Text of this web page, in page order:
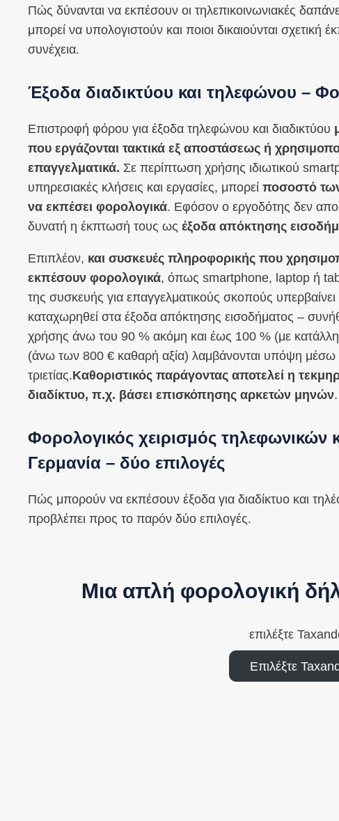
Πώς δύνανται να εκπέσουν οι τηλεπικοινωνιακές
μπορεί να υπολογιστούν και ποιοι δικαιούνται σχετική
συνέχεια.
Έξοδα διαδικτύου και τηλεφώνου –
Επιστροφή φόρου για έξοδα τηλεφώνου και διαδικτύου
που εργάζονται τακτικά εξ αποστάσεως ή
επαγγελματικά. Σε περίπτωση χρήσης ιδιωτικού
υπηρεσιακές κλήσεις και εργασίες, μπορεί ποσοστό
να εκπέσει φορολογικά. Εφόσον ο εργοδότης δεν
δυνατή η έκπτωσή τους ως έξοδα απόκτησης
Επιπλέον, και συσκευές πληροφορικής που
εκπέσουν φορολογικά, όπως smartphone, laptop ή
της συσκευής για επαγγελματικούς σκοπούς
καταχωρηθεί στα έξοδα απόκτησης εισοδήματος –
χρήσης άνω του 90 % ακόμη και έως 100 % (με
(άνω των 800 € καθαρή αξία) λαμβάνονται υπόψη
τριετίας.Καθοριστικός παράγοντας αποτελεί η
διαδίκτυο, π.χ. βάσει επισκόπησης αρκετών μηνών.
Φορολογικός χειρισμός τηλεφωνικών
Γερμανία – δύο επιλογές
Πώς μπορούν να εκπέσουν έξοδα για διαδίκτυο και
προβλέπει προς το παρόν δύο επιλογές.
Μια απλή φορολογική
επιλέξτε
Επιλέξτε